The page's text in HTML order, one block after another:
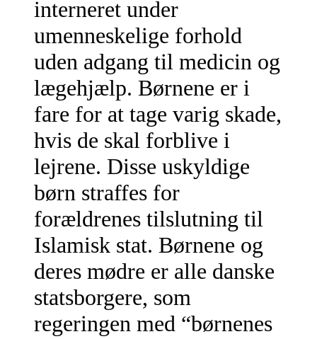
interneret under
umenneskelige forhold
uden adgang til medicin og
lægehjælp. Børnene er i
fare for at tage varig skade,
hvis de skal forblive i
lejrene. Disse uskyldige
børn straffes for
forældrenes tilslutning til
Islamisk stat. Børnene og
deres mødre er alle danske
statsborgere, som
regeringen med “børnenes